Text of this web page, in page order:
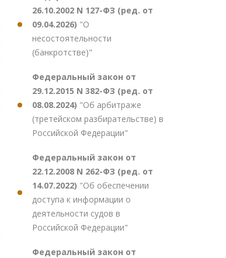
26.10.2002 N 127-ФЗ (ред. от
09.04.2026) "О
несостоятельности
(банкротстве)"
Федеральный закон от
29.12.2015 N 382-ФЗ (ред. от
08.08.2024) "Об арбитраже
(третейском разбирательстве) в
Российской Федерации"
Федеральный закон от
22.12.2008 N 262-ФЗ (ред. от
14.07.2022) "Об обеспечении
доступа к информации о
деятельности судов в
Российской Федерации"
Федеральный закон от